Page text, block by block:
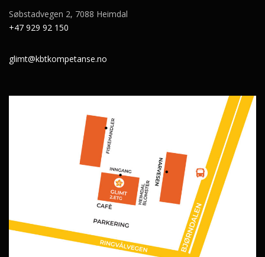
Søbstadvegen 2, 7088 Heimdal
+47 929 92 150
glimt@kbtkompetanse.no